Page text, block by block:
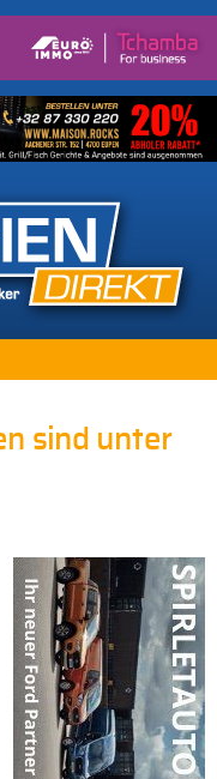
sind unter